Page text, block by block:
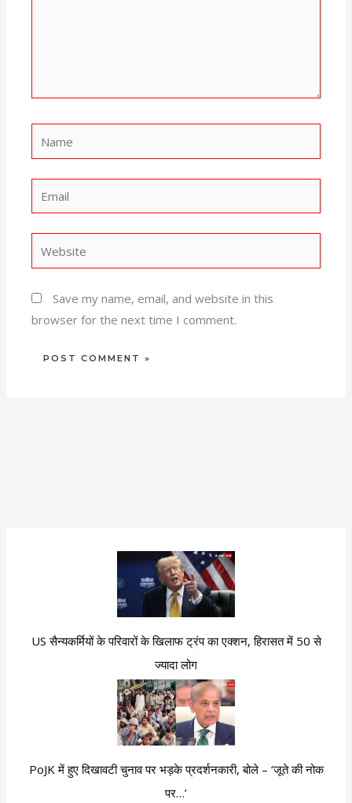
Save my name, email, and website in this
browser for the next time I comment.
US सैन्यकर्मियों के परिवारों के खिलाफ ट्रंप का एक्शन, हिरासत में 50 से
ज्यादा लोग
PoJK में हुए दिखावटी चुनाव पर भड़के प्रदर्शनकारी, बोले – ‘जूते की नोक
पर…’